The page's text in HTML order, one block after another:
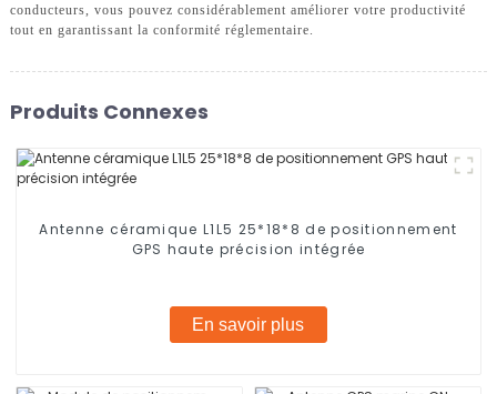
conducteurs, vous pouvez considérablement améliorer votre productivité
tout en garantissant la conformité réglementaire.
Produits Connexes
Antenne céramique L1L5 25*18*8 de positionnement
GPS haute précision intégrée
En savoir plus